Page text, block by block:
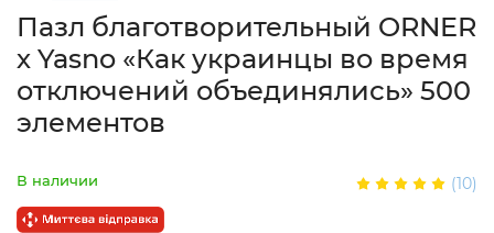
Пазл благотворительный ORNER
х Yasno «Как украинцы во время
отключений объединялись» 500
элементов
В наличии (10)